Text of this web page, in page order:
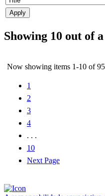
Showing 10 out of
Now showing items 1-10 of 95
1
2
3
4
. . .
10
Next Page